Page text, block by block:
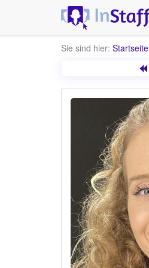
Sie sind hier: Startseite